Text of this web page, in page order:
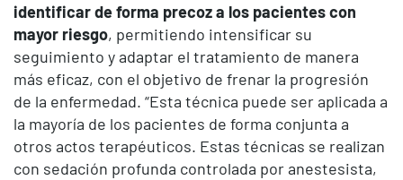
identificar de forma precoz a los pacientes con
mayor riesgo, permitiendo intensificar su
seguimiento y adaptar el tratamiento de manera
más eficaz, con el objetivo de frenar la progresión
de la enfermedad. “Esta técnica puede ser aplicada a
la mayoría de los pacientes de forma conjunta a
otros actos terapéuticos. Estas técnicas se realizan
con sedación profunda controlada por anestesista,